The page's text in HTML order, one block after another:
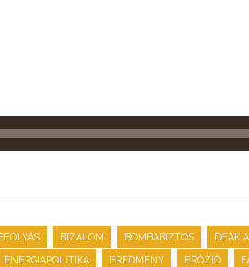
, BIZALOM , BOMBABIZTOS , DEÁK
ENERGIAPOLITIKA , EREDMÉNY , ERÓZIÓ ,